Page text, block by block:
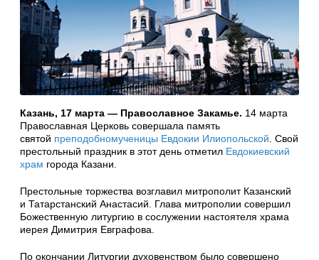
Казань, 17 марта — Православное Закамье. 14 марта
Православная Церковь совершала память
святой преподобномученицы Евдокии Илиопольской . Свой
престольный праздник в этот день отметил Евдокиевский
храм города Казани.
Престольные торжества возглавил митрополит Казанский
и Татарстанский Анастасий. Глава митрополии совершил
Божественную литургию в сослужении настоятеля храма
иерея Димитрия Евграфова.
По окончании Литургии духовенством было совершено